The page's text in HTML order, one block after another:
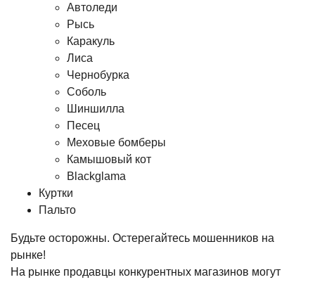
Автоледи
Рысь
Каракуль
Лиса
Чернобурка
Соболь
Шиншилла
Песец
Меховые бомберы
Камышовый кот
Blackglama
Куртки
Пальто
Будьте осторожны. Остерегайтесь мошенников на
рынке!
На рынке продавцы конкурентных магазинов могут